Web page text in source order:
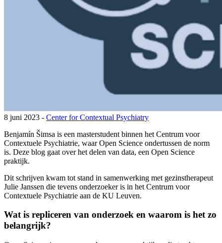
8 juni 2023 - Center for Contextual Psychiatry
Benjamín Šimsa is een masterstudent binnen het Centrum voor
Contextuele Psychiatrie, waar Open Science ondertussen de norm
is. Deze blog gaat over het delen van data, een Open Science
praktijk.
Dit schrijven kwam tot stand in samenwerking met gezinstherapeut
Julie Janssen die tevens onderzoeker is in het Centrum voor
Contextuele Psychiatrie aan de KU Leuven.
Wat is repliceren van onderzoek en waarom is het zo
belangrijk?